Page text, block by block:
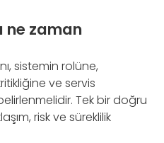
ne zaman
sistemin rolüne,
ve servis
Tek bir doğru
risk ve süreklilik